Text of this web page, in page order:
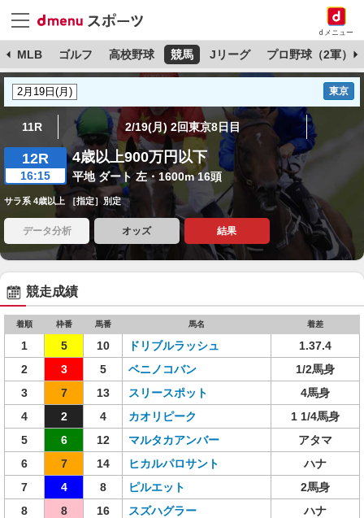
dメニュー
MLB ゴルフ 高校野球 競馬 Jリーグ プロ野球（2軍）
東京
11R 2/19(月) 2回東京8日目
12R
16:15
4歳以上900万円以下
平地 ダート 左・1600m 16頭
サラ系 4歳以上 ［指定］別定
データ分析 オッズ 結果
競走成績
着順 枠番 馬番 馬名 着差
1 5 10 ドリブルラッシュ
1.37.4
2
3 5 ベニノコバン
1/2馬身
3
7 13 スリースポット
4馬身
4
2 4 カオリピーク
1 1/4馬身
5
6 12 マルタカアンバー
アタマ
6
7 14 ヒカルパロサント
ハナ
7
4 8 ピルエット
2馬身
8
8 16 スズハグラー
ハナ